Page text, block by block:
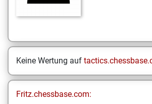
Keine Wertung auf
Fritz.chessbase.com: